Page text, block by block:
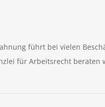
führt bei vielen
für Arbeitsrecht beraten